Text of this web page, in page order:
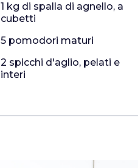
1 kg di spalla di agnello, a
cubetti
5 pomodori maturi
2 spicchi d'aglio, pelati e
interi